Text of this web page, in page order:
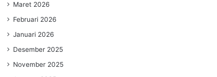
Maret 2026
Februari 2026
Januari 2026
Desember 2025
November 2025